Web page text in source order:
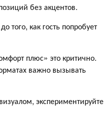
без акцентов.
как гость попробует
плюс» это критично.
важно вызывать
экспериментируйте